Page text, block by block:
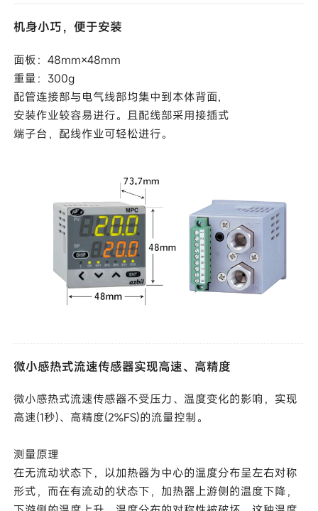
机身小巧，便于安装
面板：48mm×48mm
重量：300g
配管连接部与电气线部均集中到本体背面,
安装作业较容易进行。且配线部采用接插式
端子台，配线作业可轻松进行。
微小感热式流速传感器实现高速、高精度
微小感热式流速传感器不受压力、温度变化的影响，实现
高速(1秒)、高精度(2%FS)的流量控制。
测量原理
在无流动状态下，以加热器为中心的温度分布呈左右对称
形式，而在有流动的状态下，加热器上游侧的温度下降，